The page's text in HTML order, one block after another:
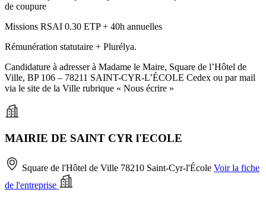
de coupure
Missions RSAI 0.30 ETP + 40h annuelles
Rémunération statutaire + Plurélya.
Candidature à adresser à Madame le Maire, Square de l’Hôtel de
Ville, BP 106 – 78211 SAINT-CYR-L’ÉCOLE Cedex ou par mail
via le site de la Ville rubrique « Nous écrire »
MAIRIE DE SAINT CYR l'ECOLE
Square de l'Hôtel de Ville 78210 Saint-Cyr-l'École Voir la fiche
de l'entreprise